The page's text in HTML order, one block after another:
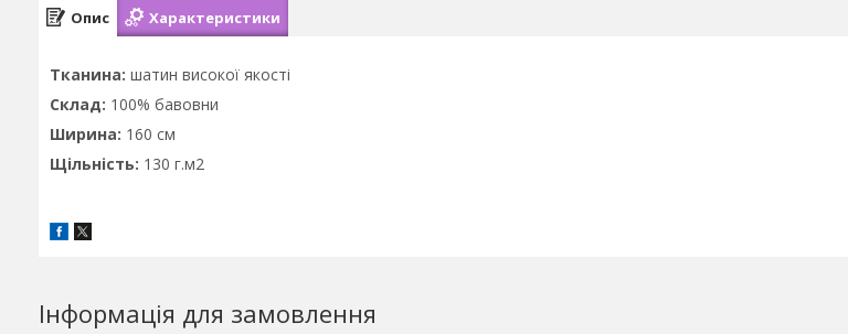
Опис Характеристики
Тканина: шатин високої якості
Склад: 100% бавовни
Ширина: 160 см
Щільність: 130 г.м2
Інформація для замовлення